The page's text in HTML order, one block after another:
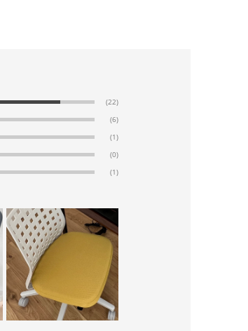
(22)
(6)
(1)
(0)
(1)